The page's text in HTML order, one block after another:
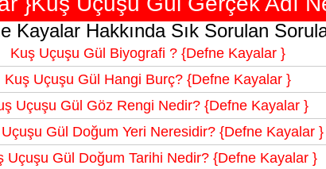
Kayalar Hakkında Sık Sorulan
Kuş Uçuşu Gül Biyografi ? {Defne Kayalar }
Kuş Uçuşu Gül Hangi Burç? {Defne Kayalar }
Uçuşu Gül Göz Rengi Nedir? {Defne Kayalar }
Gül Doğum Yeri Neresidir? {Defne Kayalar }
Uçuşu Gül Doğum Tarihi Nedir? {Defne Kayalar }